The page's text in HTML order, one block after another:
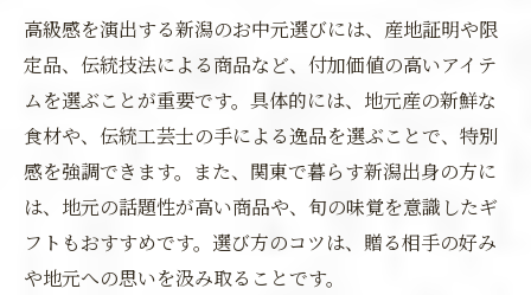
高級感を演出する新潟のお中元選びには、産地証明や限
定品、伝統技法による商品など、付加価値の高いアイテ
ムを選ぶことが重要です。具体的には、地元産の新鮮な
食材や、伝統工芸士の手による逸品を選ぶことで、特別
感を強調できます。また、関東で暮らす新潟出身の方に
は、地元の話題性が高い商品や、旬の味覚を意識したギ
フトもおすすめです。選び方のコツは、贈る相手の好み
や地元への思いを汲み取ることです。